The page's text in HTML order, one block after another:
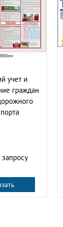
учет и
граждан